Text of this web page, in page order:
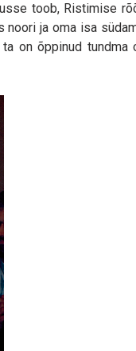
toob, Ristimise
noori ja oma isa
on õppinud tundma